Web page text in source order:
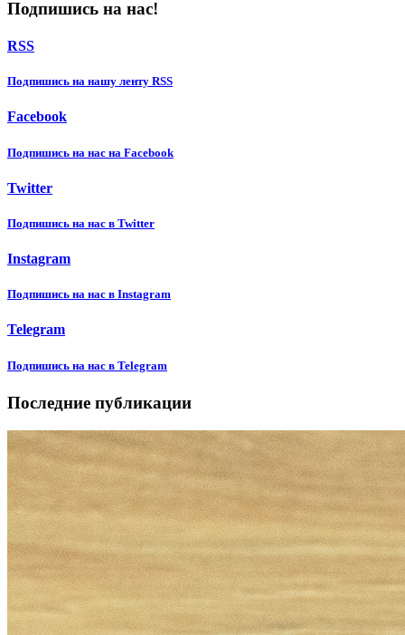
Подпишись на нас!
RSS
Подпишиcь на нашу ленту RSS
Facebook
Подпишиcь на нас на Facebook
Twitter
Подпишиcь на нас в Twitter
Instagram
Подпишиcь на нас в Instagram
Telegram
Подпишиcь на нас в Telegram
Последние публикации